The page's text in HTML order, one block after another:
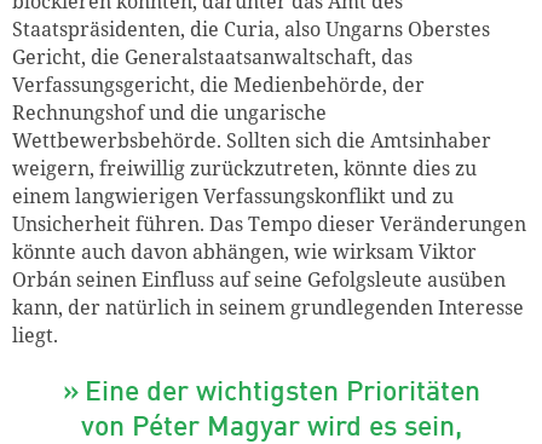
Staatspräsidenten, die Curia, also Ungarns Oberstes
Gericht, die Generalstaatsanwaltschaft, das
Verfassungsgericht, die Medienbehörde, der
Rechnungshof und die ungarische
Wettbewerbsbehörde. Sollten sich die Amtsinhaber
weigern, freiwillig zurückzutreten, könnte dies zu
einem langwierigen Verfassungskonflikt und zu
Unsicherheit führen. Das Tempo dieser Veränderungen
könnte auch davon abhängen, wie wirksam Viktor
Orbán seinen Einfluss auf seine Gefolgsleute ausüben
kann, der natürlich in seinem grundlegenden Interesse
liegt.
Eine der wichtigsten Prioritäten
von Péter Magyar wird es sein,